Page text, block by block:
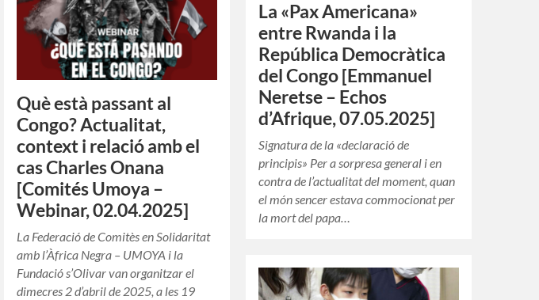
La «Pax Americana»
entre Rwanda i la
República Democràtica
del Congo [Emmanuel
Neretse – Echos
d’Afrique, 07.05.2025]
Signatura de la «declaració de
principis» Per a sorpresa general i en
contra de l’actualitat del moment, quan
el món sencer estava commocionat per
la mort del papa…
Què està passant al
Congo? Actualitat,
context i relació amb el
cas Charles Onana
[Comités Umoya –
Webinar, 02.04.2025]
La Federació de Comitès en Solidaritat
amb l’Àfrica Negra – UMOYA i la
Fundació s’Olivar van organitzar el
dimecres 2 d’abril de 2025, a les 19